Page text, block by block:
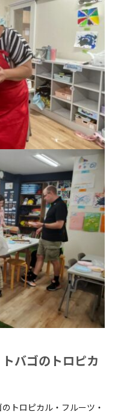
バゴのトロピカ
トロピカル・フルーツ・